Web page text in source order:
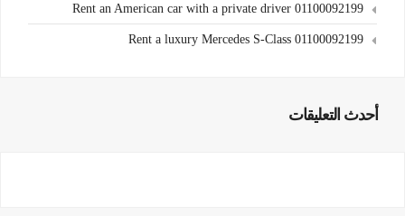
Rent an American car with a private driver 01100092199
Rent a luxury Mercedes S-Class 01100092199
أحدث التعليقات